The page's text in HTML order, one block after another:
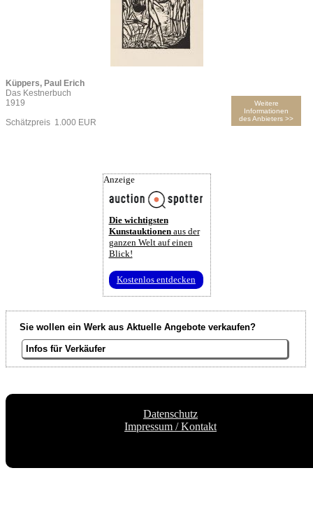
Küppers, Paul Erich
Das Kestnerbuch
1919
Schätzpreis 1.000 EUR
Weitere
Informationen
des Anbieters >>
Anzeige
Die wichtigsten
Kunstauktionenaus der
ganzen Welt auf einen
Blick!
Kostenlos entdecken
Sie wollen ein Werk aus Aktuelle Angebote verkaufen?
Infos für Verkäufer
Datenschutz
Impressum / Kontakt